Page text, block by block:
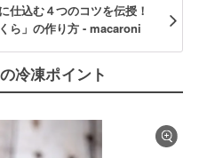
仕込む４つのコツを伝授！
くら」の作り方 - macaroni
冷凍ポイント